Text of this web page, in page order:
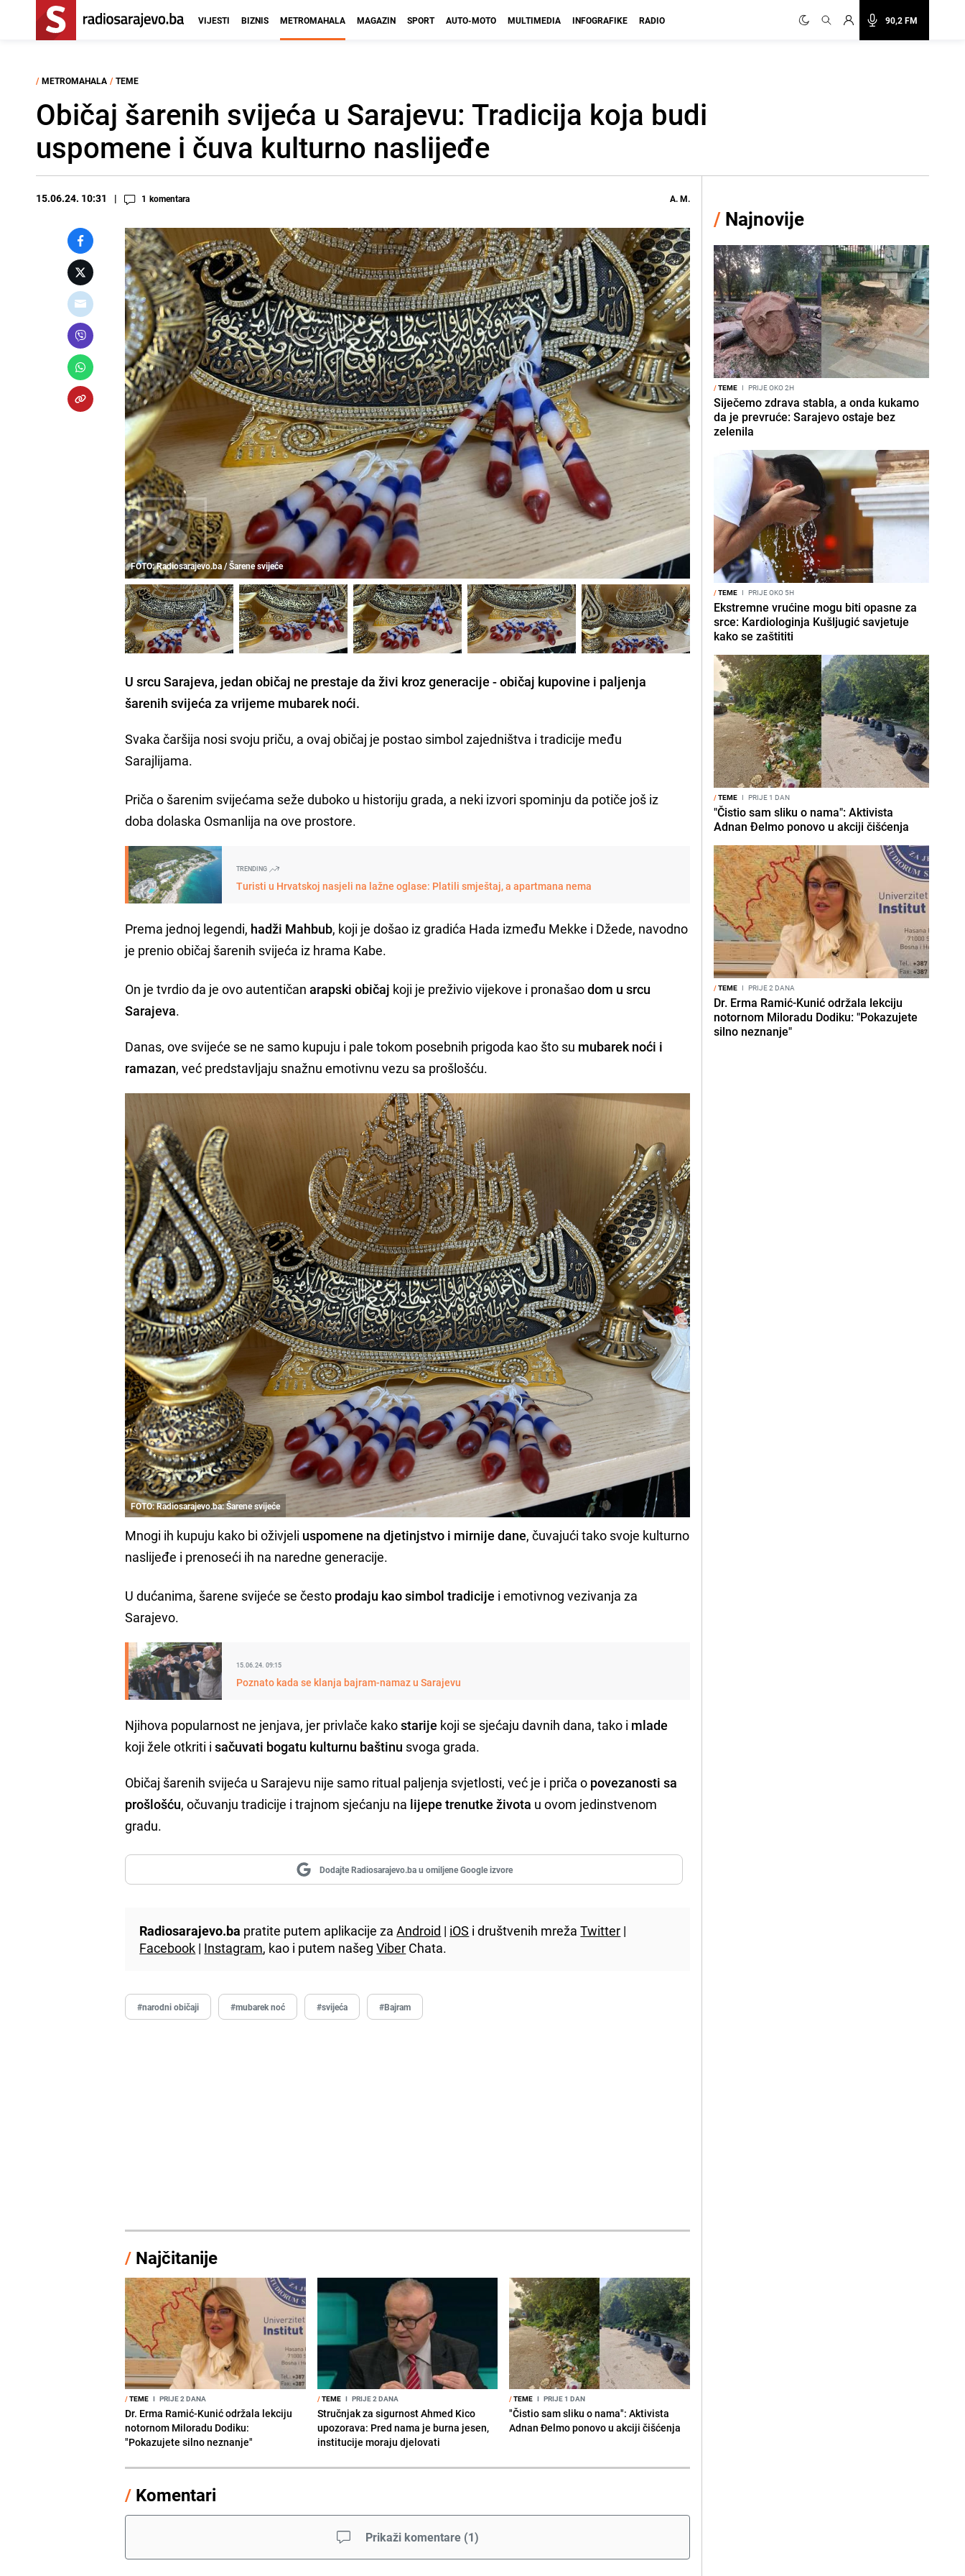
90,2 FM
VIJESTI BIZNIS METROMAHALA MAGAZIN SPORT AUTO-MOTO MULTIMEDIA INFOGRAFIKE RADIO
/ METROMAHALA / TEME
Običaj šarenih svijeća u Sarajevu: Tradicija koja budi
uspomene i čuva kulturno naslijeđe
15.06.24. 10:31 1 komentara A. M.
FOTO: Radiosarajevo.ba / Šarene svijeće
U srcu Sarajeva, jedan običaj ne prestaje da živi kroz generacije - običaj kupovine i paljenja
šarenih svijeća za vrijeme mubarek noći.
Svaka čaršija nosi svoju priču, a ovaj običaj je postao simbol zajedništva i tradicije među
Sarajlijama.
Priča o šarenim svijećama seže duboko u historiju grada, a neki izvori spominju da potiče još iz
doba dolaska Osmanlija na ove prostore.
TRENDING
Turisti u Hrvatskoj nasjeli na lažne oglase: Platili smještaj, a apartmana nema
Prema jednoj legendi, hadži Mahbub, koji je došao iz gradića Hada između Mekke i Džede, navodno
je prenio običaj šarenih svijeća iz hrama Kabe.
On je tvrdio da je ovo autentičanarapski običaj koji je preživio vijekove i pronašaodom u srcu
Sarajeva.
Danas, ove svijeće se ne samo kupuju i pale tokom posebnih prigoda kao što su mubarek noći i
ramazan, već predstavljaju snažnu emotivnu vezu sa prošlošću.
FOTO: Radiosarajevo.ba: Šarene svijeće
Mnogi ih kupuju kako bi oživjeli uspomene na djetinjstvo i mirnije dane, čuvajući tako svoje kulturno
naslijeđe i prenoseći ih na naredne generacije.
U dućanima, šarene svijeće se često prodaju kao simbol tradicije i emotivnog vezivanja za
Sarajevo.
15.06.24. 09:15
Poznato kada se klanja bajram-namaz u Sarajevu
Njihova popularnost ne jenjava, jer privlače kakostarije koji se sjećaju davnih dana, tako i mlade
koji žele otkriti isačuvati bogatu kulturnu baštinu svoga grada.
Običaj šarenih svijeća u Sarajevu nije samo ritual paljenja svjetlosti, već je i priča o povezanosti sa
prošlošću, očuvanju tradicije i trajnom sjećanju na lijepe trenutke života u ovom jedinstvenom
gradu.
Dodajte Radiosarajevo.ba u omiljene Google izvore
Radiosarajevo.ba pratite putem aplikacije zaAndroid | iOS i društvenih mrežaTwitter |
Facebook | Instagram, kao i putem našegViber Chata.
#narodni običaji #mubarek noć #svijeća #Bajram
/ Najčitanije
/TEME I PRIJE 2 DANA
Dr. Erma Ramić-Kunić održala lekciju
notornom Miloradu Dodiku:
"Pokazujete silno neznanje"
/TEME I PRIJE 2 DANA
Stručnjak za sigurnost Ahmed Kico
upozorava: Pred nama je burna jesen,
institucije moraju djelovati
/TEME I PRIJE 1 DAN
"Čistio sam sliku o nama": Aktivista
Adnan Đelmo ponovo u akciji čišćenja
/ Komentari
Prikaži komentare (1)
/ Najnovije
/TEME I PRIJE OKO 2H
Siječemo zdrava stabla, a onda kukamo
da je prevruće: Sarajevo ostaje bez
zelenila
/TEME I PRIJE OKO 5H
Ekstremne vrućine mogu biti opasne za
srce: Kardiologinja Kušljugić savjetuje
kako se zaštititi
/TEME I PRIJE 1 DAN
"Čistio sam sliku o nama": Aktivista
Adnan Đelmo ponovo u akciji čišćenja
/TEME I PRIJE 2 DANA
Dr. Erma Ramić-Kunić održala lekciju
notornom Miloradu Dodiku: "Pokazujete
silno neznanje"